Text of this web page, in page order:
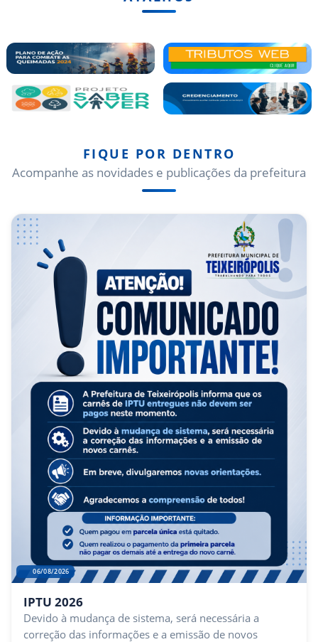
FIQUE POR DENTRO
Acompanhe as novidades e publicações da prefeitura
06/08/2026
IPTU 2026
Devido à mudança de sistema, será necessária a
correção das informações e a emissão de novos